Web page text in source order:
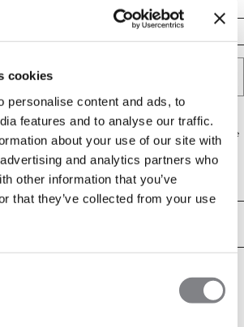
cookies
personalise content and ads, to
features and to analyse our traffic.
about your use of our site with
and analytics partners who
other information that you’ve
that they’ve collected from your use
XL
HANDLEKURVEN
en treningstopp med løs passform laget av Dri-
med å holde deg tørr og komfortabel. Den unike
og flytter fuktighet over et større
gjør at stoffet tørker raskt selv under intense
14% Bomull, 5% Spandex